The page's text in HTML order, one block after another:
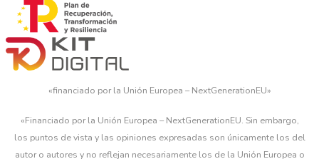
«financiado por la Unión Europea – NextGenerationEU»
«Financiado por la Unión Europea – NextGenerationEU. Sin embargo,
los puntos de vista y las opiniones expresadas son únicamente los del
autor o autores y no reflejan necesariamente los de la Unión Europea o